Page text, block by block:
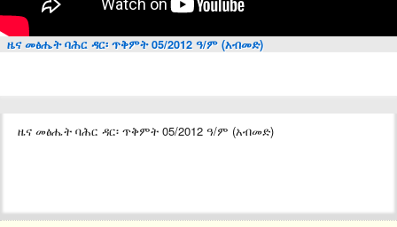
ዜና መፅሔት ባሕር ዳር፡ ጥቅምት 05/2012 ዓ/ም (አብመድ)
ዜና መፅሔት ባሕር ዳር፡ ጥቅምት 05/2012 ዓ/ም (አብመድ)